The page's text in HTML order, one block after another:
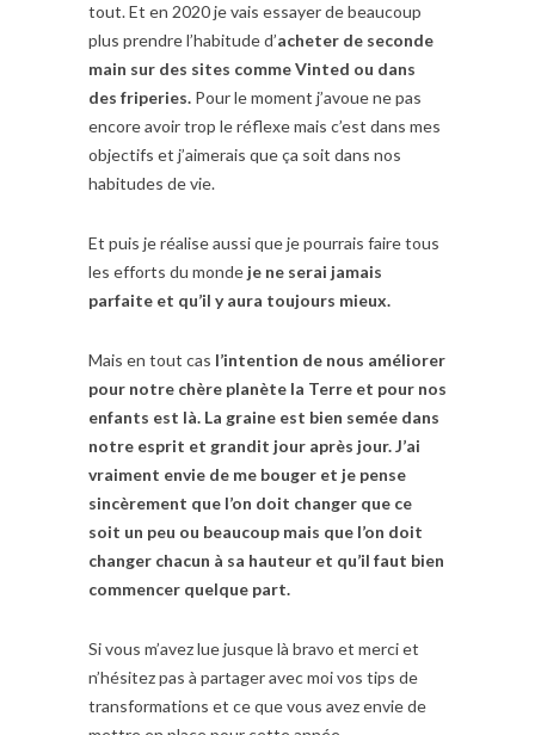
tout. Et en 2020 je vais essayer de beaucoup
plus prendre l’habitude d’acheter de seconde
main sur des sites comme Vinted ou dans
des friperies. Pour le moment j’avoue ne pas
encore avoir trop le réflexe mais c’est dans mes
objectifs et j’aimerais que ça soit dans nos
habitudes de vie.
Et puis je réalise aussi que je pourrais faire tous
les efforts du monde je ne serai jamais
parfaite et qu’il y aura toujours mieux.
Mais en tout cas l’intention de nous améliorer
pour notre chère planète la Terre et pour nos
enfants est là. La graine est bien semée dans
notre esprit et grandit jour après jour. J’ai
vraiment envie de me bouger et je pense
sincèrement que l’on doit changer que ce
soit un peu ou beaucoup mais que l’on doit
changer chacun à sa hauteur et qu’il faut bien
commencer quelque part.
Si vous m’avez lue jusque là bravo et merci et
n’hésitez pas à partager avec moi vos tips de
transformations et ce que vous avez envie de